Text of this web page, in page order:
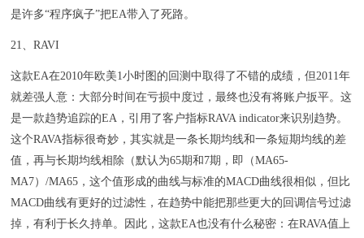
是许多“程序疯子”把EA带入了死路。
21、RAVI
这款EA在2010年欧美1小时图的回测中取得了不错的成绩，但2011年
就差强人意：大部分时间在亏损中度过，最终也没有将账户扳平。这
是一款趋势追踪的EA，引用了客户指标RAVA indicator来识别趋势。
这个RAVA指标很奇妙，其实就是一条长期均线和一条短期均线的差
值，再与长期均线相除（默认为65期和7期，即（MA65-
MA7）/MA65，这个值形成的曲线与标准的MACD曲线很相似，但比
MACD曲线有更好的过滤性，在趋势中能把那些更大的回调信号过滤
掉，有利于长久持单。因此，这款EA也没有什么秘密：在RAVA值上